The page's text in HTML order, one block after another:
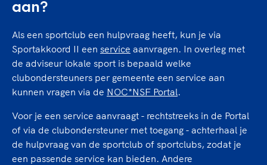
Sportakkoord II
Game Changer
TeamNL kids
Olympische geschiedenis
Nieuwspagina
Veilige en integere sport
Gezonde sportomgeving
Duurzaamheid
Bekwaam sportkader
Vitale clubs en bestuurlijk kader
Sportmatch
Clubacties
TeamNL Academie Kalender
Kennisaanbod TeamNL Experts
TeamNL Sport Science Centre
Paralympische Spelen LA28
Europese Spelen Istanbul 2027
aan?
Als een sportclub een hulpvraag heeft, kun je via
Sportakkoord II een service aanvragen. In overleg met
de adviseur lokale sport is bepaald welke
clubondersteuners per gemeente een service aan
kunnen vragen via de NOC*NSF Portal.
Voor je een service aanvraagt - rechtstreeks in de Portal
of via de clubondersteuner met toegang - achterhaal je
de hulpvraag van de sportclub of sportclubs, zodat je
een passende service kan bieden. Andere